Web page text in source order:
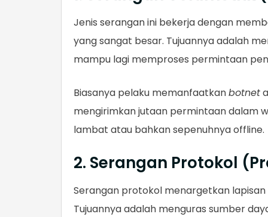
Jenis serangan ini bekerja dengan
yang sangat besar. Tujuannya adalah
mampu lagi memproses permintaan
Biasanya pelaku memanfaatkanbotnet
mengirimkan jutaan permintaan dalam
lambat atau bahkan sepenuhnya offline.
2. Serangan Protokol
Serangan protokol menargetkan lapisan
Tujuannya adalah menguras sumber